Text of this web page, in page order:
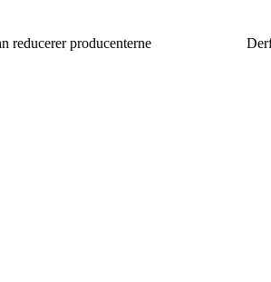
reducerer producenterne